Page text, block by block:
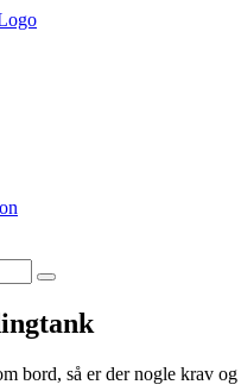
bord, så er der nogle krav